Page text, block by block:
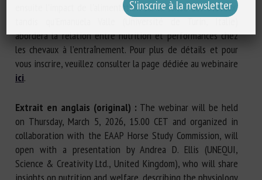
ensuite l’impact de l’alimentation sur la santé des chevaux,
tandis qu’Emanuela Valle (Université de Turin, Italie)
abordera la relation entre nutrition et performances chez
les chevaux à l’entraînement. Pour plus de détails et pour
vous inscrire, veuillez consulter la page dédiée au webinaire
ici.
Extrait en anglais (original) : The webinar will be held
on Thursday, March 5, 2026, 15.00 CET and organized in
collaboration with the EAAP Horse Study Commission, will
open with a presentation by Andrea D. Ellis (UNEQUI,
Science & Creativity Ltd., United Kingdom), who will share